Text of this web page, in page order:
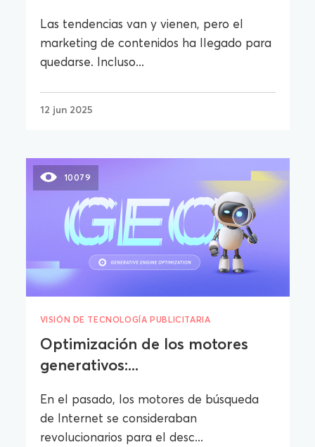
Las tendencias van y vienen, pero el
marketing de contenidos ha llegado para
quedarse. Incluso...
12 jun 2025
10079
VISIÓN DE TECNOLOGÍA PUBLICITARIA
Optimización de los motores
generativos:...
En el pasado, los motores de búsqueda
de Internet se consideraban
revolucionarios para el desc...